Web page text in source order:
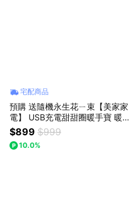
宅配商品
預購 送隨機永生花ㄧ束【美家家
電】 USB充電甜甜圈暖手寶 暖
手寶 暖手器 暖暖 發熱暖手寶
(不挑款出貨)
$899 $999
10.0%